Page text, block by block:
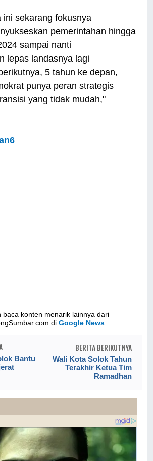
ini sekarang fokusnya
pemerintahan hingga
sampai nanti
lepas landasnya lagi
5 tahun ke depan,
punya peran strategis
yang tidak mudah,"
baca konten menarik lainnya dari
diGoogle News
Bantu
BERITA BERIKUTNYA
Wali Kota Solok Tahun
Terakhir Ketua Tim
Ramadhan